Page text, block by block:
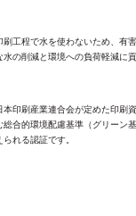
刷工程で水を使わないため、有
水の削減と環境への負荷軽減に
本印刷産業連合会が定めた印刷
総合的環境配慮基準（グリーン
られる認証です。